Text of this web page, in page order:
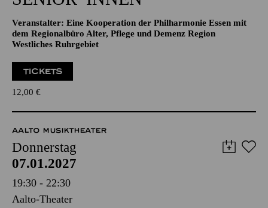
NEUJAHRSKONZERT FÜR
SENIOR*INNEN
dem Regionalbüro Alter, Pflege und Demenz Region
Westliches Ruhrgebiet
12,00€
AALTO MUSIKTHEATER
Donnerstag
07.01.2027